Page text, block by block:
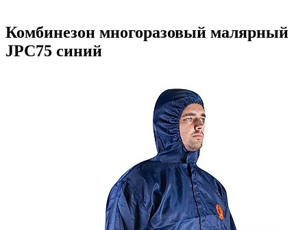
Комбинезон многоразовый малярный
JPC75 синий